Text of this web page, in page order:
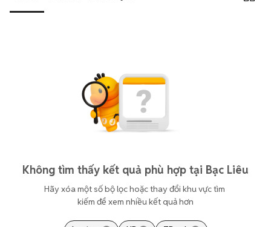
Không tìm thấy kết quả phù hợp tại Bạc Liêu
Hãy xóa một số bộ lọc hoặc thay đổi khu vực tìm
kiếm để xem nhiều kết quả hơn